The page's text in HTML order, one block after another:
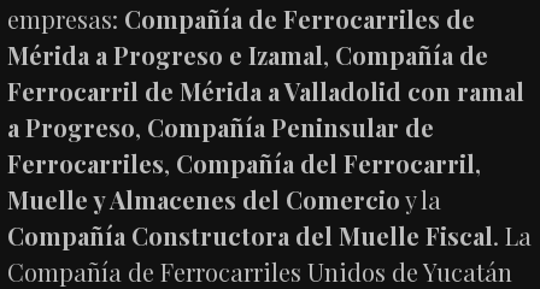
empresas: Compañía de Ferrocarriles de
Mérida a Progreso e Izamal, Compañía de
Ferrocarril de Mérida a Valladolid con ramal
a Progreso, Compañía Peninsular de
Ferrocarriles, Compañía del Ferrocarril,
Muelle y Almacenes del Comercioy la
Compañía Constructora del Muelle Fiscal. La
Compañía de Ferrocarriles Unidos de Yucatán